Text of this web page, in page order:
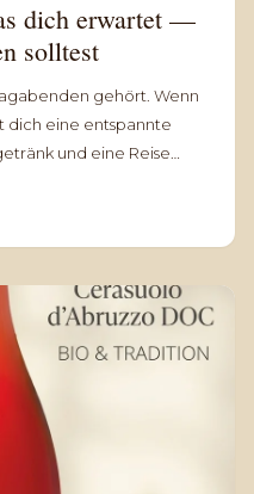
dich erwartet —
solltest
gehört. Wenn
dich eine entspannte
und eine Reise